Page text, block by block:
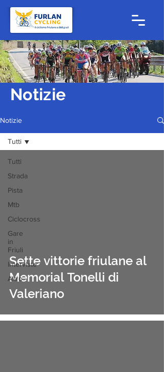
Notizie
Notizie
Tutti
Strada
Pista
Mtb
Ciclocross
Gare
in
Friuli
Interviste
Altro
Tutti
Sette vittorie friulane al
Memorial Tonelli di
Valeriano